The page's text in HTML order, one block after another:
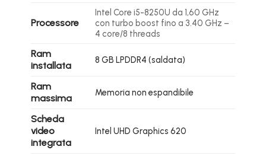
Processore
Intel Core i5-8250U da 1,60 GHz
con turbo boost fino a 3.40 GHz –
4 core/8 threads
Ram
installata
8 GB LPDDR4 (saldata)
Ram
massima
Memoria non espandibile
Scheda
video
integrata
Intel UHD Graphics 620